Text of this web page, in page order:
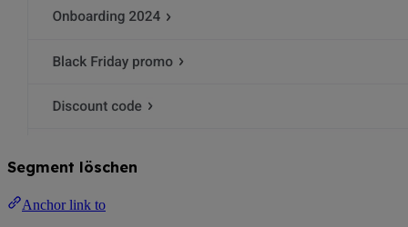
Segment löschen
Anchor link to